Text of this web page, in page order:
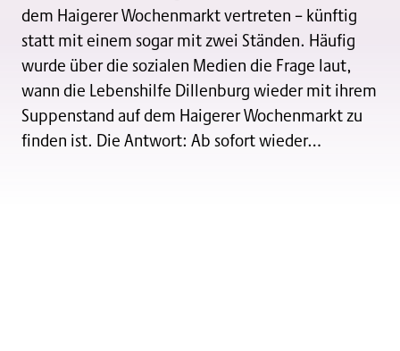
dem Haigerer Wochenmarkt vertreten – künftig
statt mit einem sogar mit zwei Ständen. Häufig
wurde über die sozialen Medien die Frage laut,
wann die Lebenshilfe Dillenburg wieder mit ihrem
Suppenstand auf dem Haigerer Wochenmarkt zu
finden ist. Die Antwort: Ab sofort wieder…